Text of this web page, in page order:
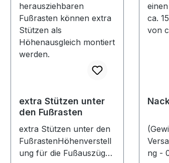
extra Stützen unter
den Fußrasten
extra Stützen unter den
FußrastenHöhenverstell
ung für die Fußauszüge
ng -